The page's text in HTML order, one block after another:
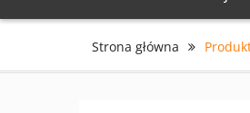
Strona główna